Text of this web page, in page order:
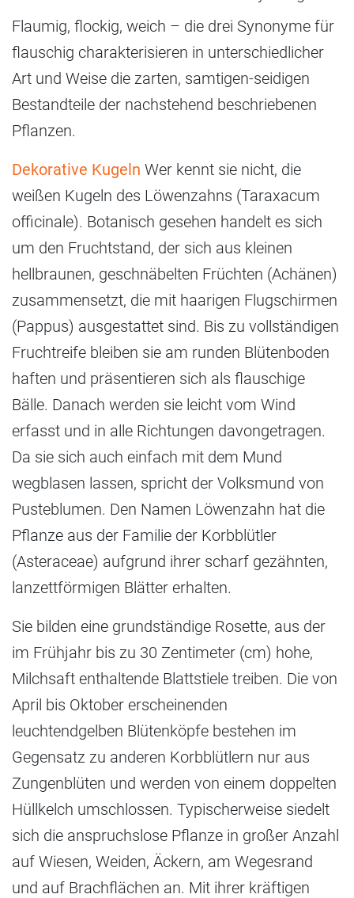
Flaumig, flockig, weich – die drei Synonyme für
flauschig charakterisieren in unterschiedlicher
Art und Weise die zarten, samtigen-seidigen
Bestandteile der nachstehend beschriebenen
Pflanzen.
Dekorative Kugeln Wer kennt sie nicht, die
weißen Kugeln des Löwenzahns (Taraxacum
officinale). Botanisch gesehen handelt es sich
um den Fruchtstand, der sich aus kleinen
hellbraunen, geschnäbelten Früchten (Achänen)
zusammensetzt, die mit haarigen Flugschirmen
(Pappus) ausgestattet sind. Bis zu vollständigen
Fruchtreife bleiben sie am runden Blütenboden
haften und präsentieren sich als flauschige
Bälle. Danach werden sie leicht vom Wind
erfasst und in alle Richtungen davongetragen.
Da sie sich auch einfach mit dem Mund
wegblasen lassen, spricht der Volksmund von
Pusteblumen. Den Namen Löwenzahn hat die
Pflanze aus der Familie der Korbblütler
(Asteraceae) aufgrund ihrer scharf gezähnten,
lanzettförmigen Blätter erhalten.
Sie bilden eine grundständige Rosette, aus der
im Frühjahr bis zu 30 Zentimeter (cm) hohe,
Milchsaft enthaltende Blattstiele treiben. Die von
April bis Oktober erscheinenden
leuchtendgelben Blütenköpfe bestehen im
Gegensatz zu anderen Korbblütlern nur aus
Zungenblüten und werden von einem doppelten
Hüllkelch umschlossen. Typischerweise siedelt
sich die anspruchslose Pflanze in großer Anzahl
auf Wiesen, Weiden, Äckern, am Wegesrand
und auf Brachflächen an. Mit ihrer kräftigen